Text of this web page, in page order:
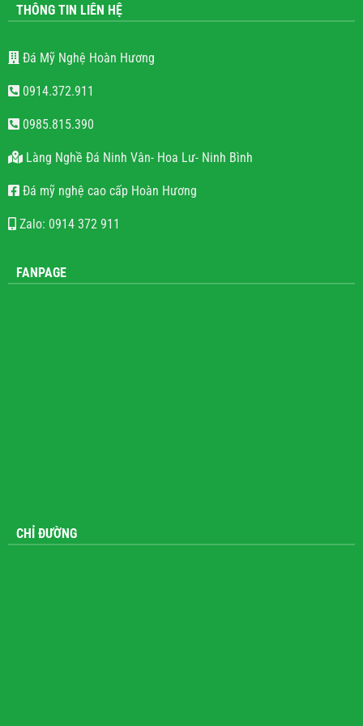
THÔNG TIN LIÊN HỆ
Đá Mỹ Nghệ Hoàn Hương
0914.372.911
0985.815.390
Làng Nghề Đá Ninh Vân- Hoa Lư- Ninh Bình
Đá mỹ nghệ cao cấp Hoàn Hương
Zalo: 0914 372 911
FANPAGE
CHỈ ĐƯỜNG